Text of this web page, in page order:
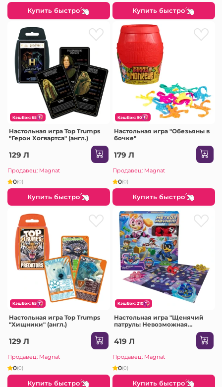
Купить быстро Купить быстро
КэшБэк: 65
Настольная игра Top Trumps
"Герои Хогвартса" (англ.)
129 Л
Продавец: Magnat
0(0)
Купить быстро
КэшБэк: 90
Настольная игра "Обезьяны в
бочке"
179 Л
Продавец: Magnat
0(0)
Купить быстро
КэшБэк: 65
Настольная игра Top Trumps
"Хищники" (англ.)
129 Л
Продавец: Magnat
0(0)
Купить быстро
КэшБэк: 210
Настольная игра "Щенячий
патруль: Невозможная
419 Л
Продавец: Magnat
0(0)
Купить быстро